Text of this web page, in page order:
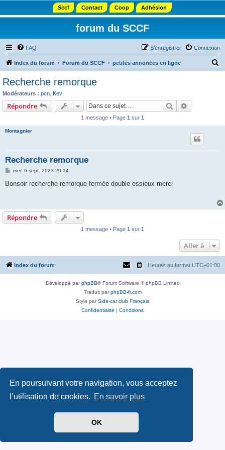
En poursuivant votre navigation, vous acceptez
l’utilisation de cookies. En savoir plus
OK
Sccf Contact Coop Adhésion
forum du SCCF
FAQ Connexion
S’enregistrer
Index du forum Forum du SCCF petites annonces en ligne
Recherche remorque
Modérateurs : pcn Kev
Répondre Rechercher
1 message • Page 1 sur 1
Montagnier
Recherche remorque
M
s
mer. 6 sept. 2023 20:14
Bonsoir recherche remorque fermée double essieux merci
Répondre
1 message • Page 1 sur 1
Aller à
Index du forum Heures au format UTC+01:00
Développé parphpBB® Forum Software © phpBB Limited
Traduit parphpBB-fr.com
Style parSide-car club Français
Confidentialité | Conditions